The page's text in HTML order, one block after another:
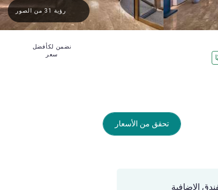
نضمن لكأفضل
سعر
رؤية 31 من الصور
تحقق من الأسعار
الإضافية